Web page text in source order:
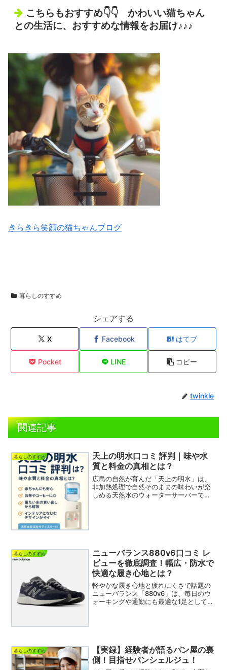
こちらもおすすめ👇👇 かわいい猫ちゃん
との生活に、おすすめな情報をお届け♪♪♪
きらきら笑顔の猫ちゃんブログ
暮らしのすすめ
シェアする
X Facebook はてブ
Pocket LINE コピー
twinkle
関連記事
暮らしのすすめ
天上の明水口コミ 評判｜味や水
質と料金の真相とは？
広島の自然が育んだ「天上の明水」は、
非加熱処理で自然そのままの味わいが楽
しめる天然水のウォーターサーバーで
暮らしのすすめ
ニューバランス880v6口コミ レ
ビューを徹底調査！幅広・防水で
快適な履き心地とは？
軽やかな履き心地と疲れにくさで話題の
ニューバランス「880v6」は、毎日のウ
ォーキングや通勤にも最適な1足として多
暮らしのすすめ
【実録】経験者が語るパン屋の裏
側！目指せパンシェルジュ！